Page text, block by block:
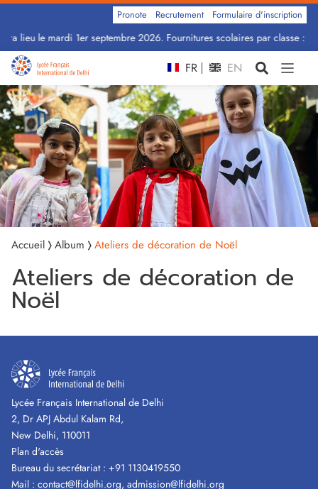
lieu le mardi 1er septembre 2026. Fournitures scolaires par classe :
Pronote Recrutement Formulaire d'inscription
FR EN
Accueil Album Ateliers de décoration de Noël
Ateliers de décoration de
Noël
Lycée Français International de Delhi
2, Dr APJ Abdul Kalam Rd,
New Delhi, 110011
Plan d'accès
Bureau du secrétariat : +91 1130419550
Mail : contact@lfidelhi.org, admission@lfidelhi.org